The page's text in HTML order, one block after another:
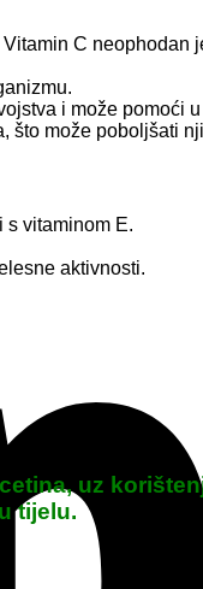
C neophodan
i može pomoći
što može poboljšati
vitaminom E.
aktivnosti.
uz
tijelu.